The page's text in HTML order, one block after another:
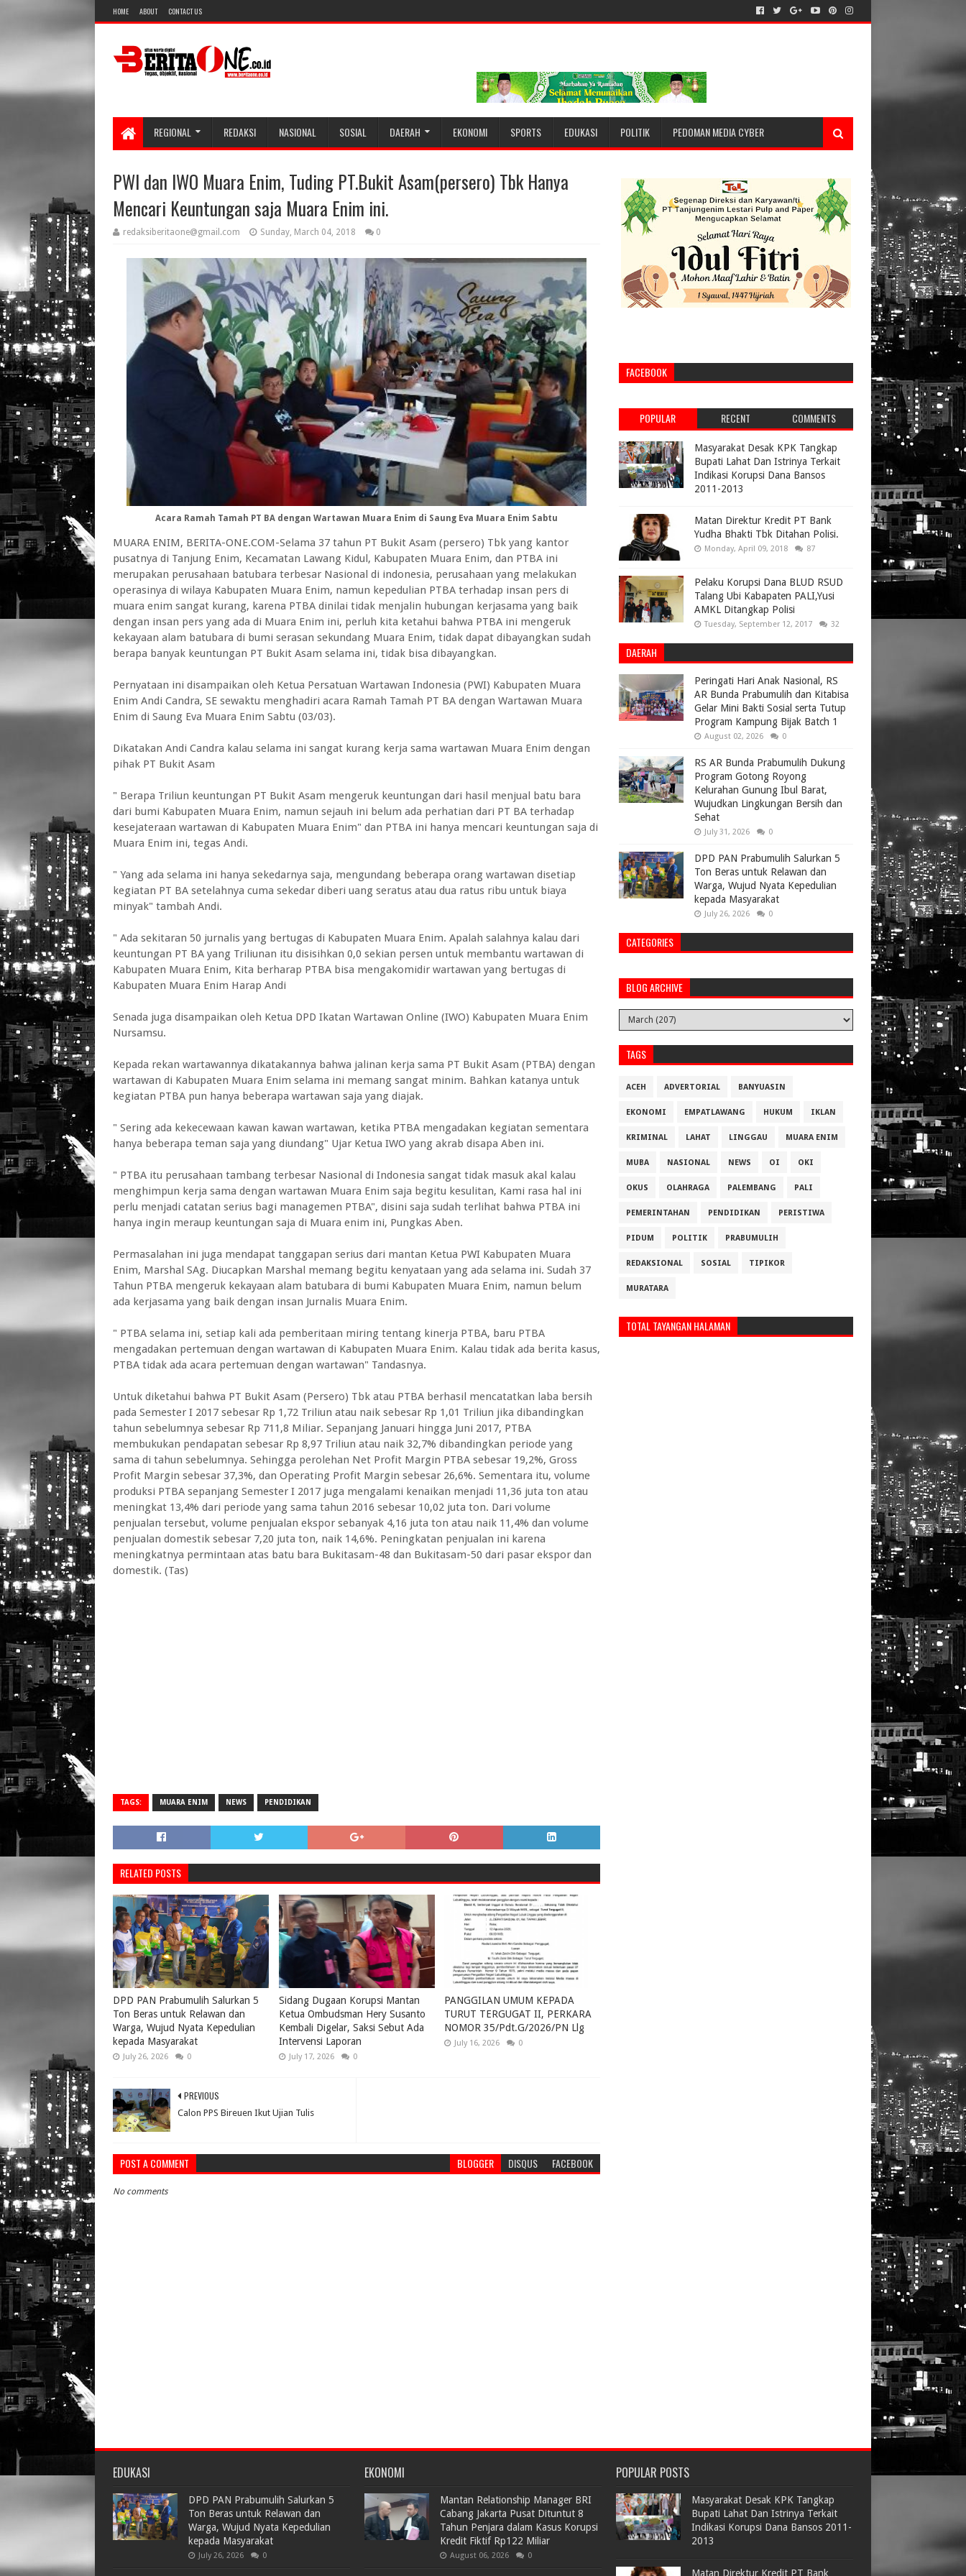
HOME ABOUT CONTACT US
REGIONAL REDAKSI NASIONAL SOSIAL DAERAH EKONOMI SPORTS EDUKASI POLITIK PEDOMAN MEDIA CYBER
PWI dan IWO Muara Enim, Tuding PT.Bukit Asam(persero) Tbk Hanya
Mencari Keuntungan saja Muara Enim ini.
redaksiberitaone@gmail.com Sunday, March 04, 2018 0
Acara Ramah Tamah PT BA dengan Wartawan Muara Enim di Saung Eva Muara Enim Sabtu
MUARA ENIM, BERITA-ONE.COM-Selama 37 tahun PT Bukit Asam (persero) Tbk yang kantor
pusatnya di Tanjung Enim, Kecamatan Lawang Kidul, Kabupaten Muara Enim, dan PTBA ini
merupakan perusahaan batubara terbesar Nasional di indonesia, perusahaan yang melakukan
operasinya di wilaya Kabupaten Muara Enim, namun kepedulian PTBA terhadap insan pers di
muara enim sangat kurang, karena PTBA dinilai tidak menjalin hubungan kerjasama yang baik
dengan insan pers yang ada di Muara Enim ini, perluh kita ketahui bahwa PTBA ini mengeruk
kekayaan alam batubara di bumi serasan sekundang Muara Enim, tidak dapat dibayangkan sudah
berapa banyak keuntungan PT Bukit Asam selama ini, tidak bisa dibayangkan.
Pernyataan ini disampaikan oleh Ketua Persatuan Wartawan Indonesia (PWI) Kabupaten Muara
Enim Andi Candra, SE sewaktu menghadiri acara Ramah Tamah PT BA dengan Wartawan Muara
Enim di Saung Eva Muara Enim Sabtu (03/03).
Dikatakan Andi Candra kalau selama ini sangat kurang kerja sama wartawan Muara Enim dengan
pihak PT Bukit Asam
" Berapa Triliun keuntungan PT Bukit Asam mengeruk keuntungan dari hasil menjual batu bara
dari bumi Kabupaten Muara Enim, namun sejauh ini belum ada perhatian dari PT BA terhadap
kesejateraan wartawan di Kabupaten Muara Enim" dan PTBA ini hanya mencari keuntungan saja di
Muara Enim ini, tegas Andi.
" Yang ada selama ini hanya sekedarnya saja, mengundang beberapa orang wartawan disetiap
kegiatan PT BA setelahnya cuma sekedar diberi uang seratus atau dua ratus ribu untuk biaya
minyak" tambah Andi.
" Ada sekitaran 50 jurnalis yang bertugas di Kabupaten Muara Enim. Apalah salahnya kalau dari
keuntungan PT BA yang Triliunan itu disisihkan 0,0 sekian persen untuk membantu wartawan di
Kabupaten Muara Enim, Kita berharap PTBA bisa mengakomidir wartawan yang bertugas di
Kabupaten Muara Enim Harap Andi
Senada juga disampaikan oleh Ketua DPD Ikatan Wartawan Online (IWO) Kabupaten Muara Enim
Nursamsu.
Kepada rekan wartawannya dikatakannya bahwa jalinan kerja sama PT Bukit Asam (PTBA) dengan
wartawan di Kabupaten Muara Enim selama ini memang sangat minim. Bahkan katanya untuk
kegiatan PTBA pun hanya beberapa wartawan saja yang diajak.
" Sering ada kekecewaan kawan kawan wartawan, ketika PTBA mengadakan kegiatan sementara
hanya beberapa teman saja yang diundang" Ujar Ketua IWO yang akrab disapa Aben ini.
" PTBA itu perusahaan tambang terbesar Nasional di Indonesia sangat tidak masuk akal kalau
menghimpun kerja sama dengan wartawan Muara Enim saja begitu kesulitan, Kami rasa hal ini
perlu menjadi catatan serius bagi managemen PTBA", disini saja sudah terlihat bahwa PTBA ini
hanya ingin meraup keuntungan saja di Muara enim ini, Pungkas Aben.
Permasalahan ini juga mendapat tanggapan serius dari mantan Ketua PWI Kabupaten Muara
Enim, Marshal SAg. Diucapkan Marshal memang begitu kenyataan yang ada selama ini. Sudah 37
Tahun PTBA mengeruk kekayaan alam batubara di bumi Kabupaten Muara Enim, namun belum
ada kerjasama yang baik dengan insan Jurnalis Muara Enim.
" PTBA selama ini, setiap kali ada pemberitaan miring tentang kinerja PTBA, baru PTBA
mengadakan pertemuan dengan wartawan di Kabupaten Muara Enim. Kalau tidak ada berita kasus,
PTBA tidak ada acara pertemuan dengan wartawan" Tandasnya.
Untuk diketahui bahwa PT Bukit Asam (Persero) Tbk atau PTBA berhasil mencatatkan laba bersih
pada Semester I 2017 sebesar Rp 1,72 Triliun atau naik sebesar Rp 1,01 Triliun jika dibandingkan
tahun sebelumnya sebesar Rp 711,8 Miliar. Sepanjang Januari hingga Juni 2017, PTBA
membukukan pendapatan sebesar Rp 8,97 Triliun atau naik 32,7% dibandingkan periode yang
sama di tahun sebelumnya. Sehingga perolehan Net Profit Margin PTBA sebesar 19,2%, Gross
Profit Margin sebesar 37,3%, dan Operating Profit Margin sebesar 26,6%. Sementara itu, volume
produksi PTBA sepanjang Semester I 2017 juga mengalami kenaikan menjadi 11,36 juta ton atau
meningkat 13,4% dari periode yang sama tahun 2016 sebesar 10,02 juta ton. Dari volume
penjualan tersebut, volume penjualan ekspor sebanyak 4,16 juta ton atau naik 11,4% dan volume
penjualan domestik sebesar 7,20 juta ton, naik 14,6%. Peningkatan penjualan ini karena
meningkatnya permintaan atas batu bara Bukitasam-48 dan Bukitasam-50 dari pasar ekspor dan
domestik. (Tas)
TAGS: MUARA ENIM NEWS PENDIDIKAN
RELATED POSTS
DPD PAN Prabumulih Salurkan 5
Ton Beras untuk Relawan dan
Warga, Wujud Nyata Kepedulian
kepada Masyarakat
July 26, 2026 0
Sidang Dugaan Korupsi Mantan
Ketua Ombudsman Hery Susanto
Kembali Digelar, Saksi Sebut Ada
Intervensi Laporan
July 17, 2026 0
PANGGILAN UMUM KEPADA
TURUT TERGUGAT II, PERKARA
NOMOR 35/Pdt.G/2026/PN Llg
July 16, 2026 0
PREVIOUS
Calon PPS Bireuen Ikut Ujian Tulis
POST A COMMENT BLOGGER DISQUS FACEBOOK
No comments
FACEBOOK
POPULAR RECENT COMMENTS
Masyarakat Desak KPK Tangkap
Bupati Lahat Dan Istrinya Terkait
Indikasi Korupsi Dana Bansos
2011-2013
Matan Direktur Kredit PT Bank
Yudha Bhakti Tbk Ditahan Polisi.
Monday, April 09, 2018 87
Pelaku Korupsi Dana BLUD RSUD
Talang Ubi Kabapaten PALI,Yusi
AMKL Ditangkap Polisi
Tuesday, September 12, 2017 32
DAERAH
Peringati Hari Anak Nasional, RS
AR Bunda Prabumulih dan Kitabisa
Gelar Mini Bakti Sosial serta Tutup
Program Kampung Bijak Batch 1
August 02, 2026 0
RS AR Bunda Prabumulih Dukung
Program Gotong Royong
Kelurahan Gunung Ibul Barat,
Wujudkan Lingkungan Bersih dan
Sehat
July 31, 2026 0
DPD PAN Prabumulih Salurkan 5
Ton Beras untuk Relawan dan
Warga, Wujud Nyata Kepedulian
kepada Masyarakat
July 26, 2026 0
CATEGORIES
BLOG ARCHIVE
TAGS
ACEH ADVERTORIAL BANYUASIN
EKONOMI EMPATLAWANG HUKUM IKLAN
KRIMINAL LAHAT LINGGAU MUARA ENIM
MUBA NASIONAL NEWS OI OKI
OKUS OLAHRAGA PALEMBANG PALI
PEMERINTAHAN PENDIDIKAN PERISTIWA
PIDUM POLITIK PRABUMULIH
REDAKSIONAL SOSIAL TIPIKOR
MURATARA
TOTAL TAYANGAN HALAMAN
EDUKASI
DPD PAN Prabumulih Salurkan 5
Ton Beras untuk Relawan dan
Warga, Wujud Nyata Kepedulian
kepada Masyarakat
July 26, 2026 0
EKONOMI
Mantan Relationship Manager BRI
Cabang Jakarta Pusat Dituntut 8
Tahun Penjara dalam Kasus Korupsi
Kredit Fiktif Rp122 Miliar
August 06, 2026 0
POPULAR POSTS
Masyarakat Desak KPK Tangkap
Bupati Lahat Dan Istrinya Terkait
Indikasi Korupsi Dana Bansos 2011-
2013
Matan Direktur Kredit PT Bank